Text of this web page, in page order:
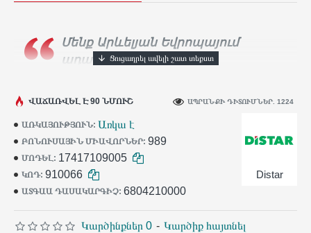
Մենք Արևելյան Եվրոպայում
ադամանդե գործիքների
հազարավոր արհեստավորներ ամեն օր
աշխատանքում:
ԱՌԿԱՅՈՒԹՅՈՒՆ: Առկա է
ԲՈՆՈՒՍԱՅԻՆ ՄԻԱՎՈՐՆԵՐ: 989
ՄՈԴԵԼ: 17417109005
ԿՈԴ: 910066
ԱՏԳԱԱ ԴԱՍԱԿԱՐԳԻՉ: 6804210000
Distar
ՎԱՃԱՌՎԵԼ Է 90 ՆՄՈՒՇ ԱՊՐԱՆՔԻ ԴԻՏՈՒՄՆԵՐ. 1224
Կարծինքներ 0 - Կարծիք հայտնել